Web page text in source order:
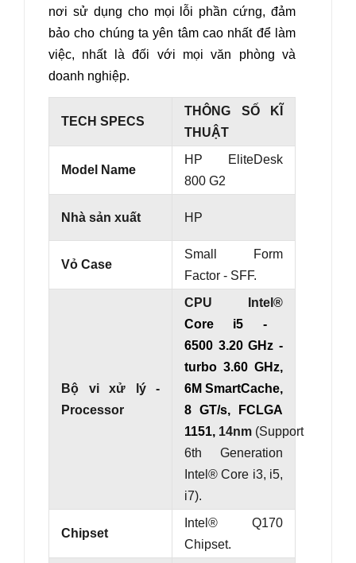
nơi sử dụng cho mọi lỗi phần cứng, đảm
bảo cho chúng ta yên tâm cao nhất để làm
việc, nhất là đối với mọi văn phòng và
doanh nghiệp.
TECH SPECS
THÔNG SỐ KĨ
THUẬT
Model Name
HP EliteDesk
800 G2
Nhà sản xuất HP
Vỏ Case
Small Form
Factor - SFF.
Bộ vi xử lý -
Processor
CPU Intel®
Core i5 -
6500 3.20 GHz -
turbo 3.60 GHz,
6M SmartCache,
8 GT/s, FCLGA
1151, 14nm (Support
6th Generation
Intel® Core i3, i5,
i7).
Chipset
Intel® Q170
Chipset.